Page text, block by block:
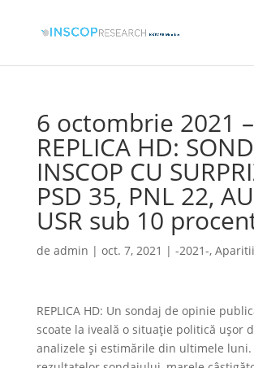
6 octombrie 2021 –
REPLICA HD:
INSCOP CU
PSD 35, PNL 22,
USR sub 10
de admin | oct. 7, 2021 | -2021-,
REPLICA HD: Un sondaj de opinie
scoate la iveală o situație politică ușor
analizele și estimările din ultimele luni.